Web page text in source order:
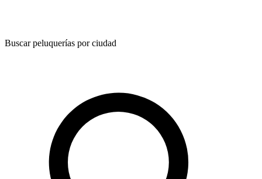
Buscar peluquerías por ciudad